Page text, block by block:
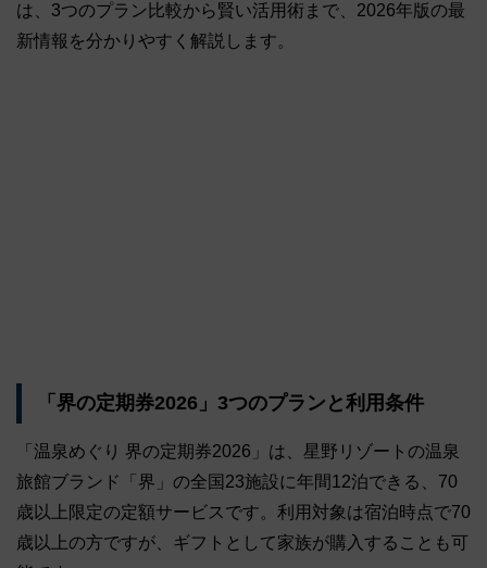
は、3つのプラン比較から賢い活用術まで、2026年版の最
新情報を分かりやすく解説します。
「界の定期券2026」3つのプランと利用条件
「温泉めぐり 界の定期券2026」は、星野リゾートの温泉
旅館ブランド「界」の全国23施設に年間12泊できる、70
歳以上限定の定額サービスです。利用対象は宿泊時点で70
歳以上の方ですが、ギフトとして家族が購入することも可